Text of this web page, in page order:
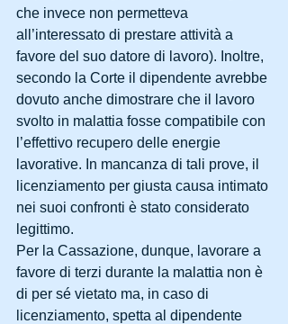
che invece non permetteva
all’interessato di prestare attività a
favore del suo datore di lavoro). Inoltre,
secondo la Corte il dipendente avrebbe
dovuto anche dimostrare che il lavoro
svolto in malattia fosse compatibile con
l’effettivo recupero delle energie
lavorative. In mancanza di tali prove, il
licenziamento per giusta causa intimato
nei suoi confronti è stato considerato
legittimo.
Per la Cassazione, dunque, lavorare a
favore di terzi durante la malattia non è
di per sé vietato ma, in caso di
licenziamento, spetta al dipendente